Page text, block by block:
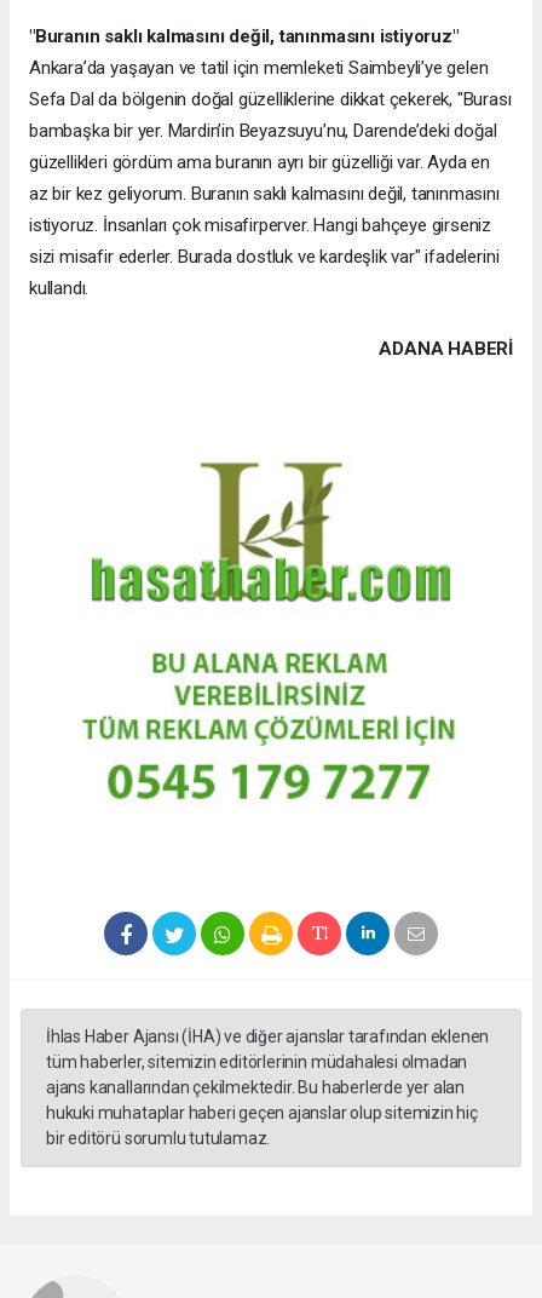
"Buranın saklı kalmasını değil, tanınmasını istiyoruz"
Ankara’da yaşayan ve tatil için memleketi Saimbeyli’ye gelen
Sefa Dal da bölgenin doğal güzelliklerine dikkat çekerek, "Burası
bambaşka bir yer. Mardin’in Beyazsuyu’nu, Darende’deki doğal
güzellikleri gördüm ama buranın ayrı bir güzelliği var. Ayda en
az bir kez geliyorum. Buranın saklı kalmasını değil, tanınmasını
istiyoruz. İnsanları çok misafirperver. Hangi bahçeye girseniz
sizi misafir ederler. Burada dostluk ve kardeşlik var" ifadelerini
kullandı.
ADANA HABERİ
İhlas Haber Ajansı (İHA) ve diğer ajanslar tarafından eklenen
tüm haberler, sitemizin editörlerinin müdahalesi olmadan
ajans kanallarından çekilmektedir. Bu haberlerde yer alan
hukuki muhataplar haberi geçen ajanslar olup sitemizin hiç
bir editörü sorumlu tutulamaz.